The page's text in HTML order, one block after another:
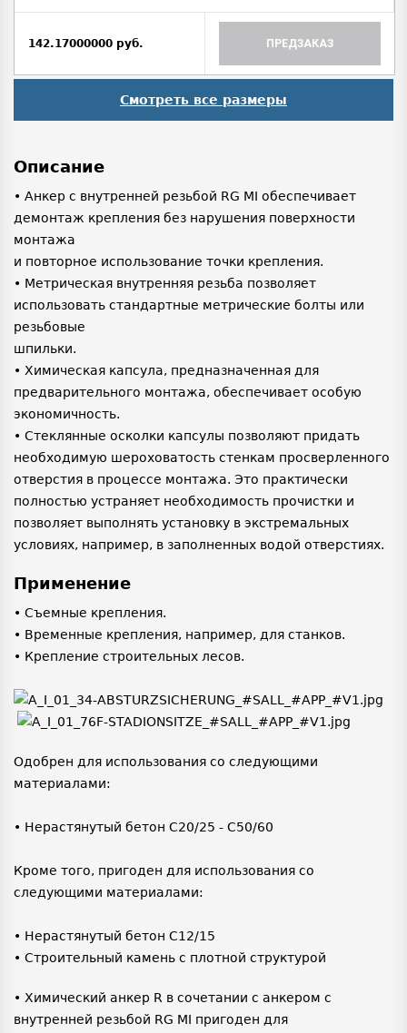
142.17000000 руб. ПРЕДЗАКАЗ
Смотреть все размеры
Описание
• Анкер с внутренней резьбой RG MI обеспечивает
демонтаж крепления без нарушения поверхности
монтажа
и повторное использование точки крепления.
• Метрическая внутренняя резьба позволяет
использовать стандартные метрические болты или
резьбовые
шпильки.
• Химическая капсула, предназначенная для
предварительного монтажа, обеспечивает особую
экономичность.
• Стеклянные осколки капсулы позволяют придать
необходимую шероховатость стенкам просверленного
отверстия в процессе монтажа. Это практически
полностью устраняет необходимость прочистки и
позволяет выполнять установку в экстремальных
условиях, например, в заполненных водой отверстиях.
Применение
• Съемные крепления.
• Временные крепления, например, для станков.
• Крепление строительных лесов.
Одобрен для использования со следующими
материалами:
• Нерастянутый бетон C20/25 - C50/60
Кроме того, пригоден для использования со
следующими материалами:
• Нерастянутый бетон C12/15
• Строительный камень с плотной структурой
• Химический анкер R в сочетании с анкером с
внутренней резьбой RG MI пригоден для